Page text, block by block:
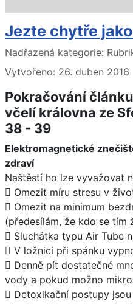
Jezte chytře
Základní údaje
Nadřazená kategorie:
Vytvořeno: 26. duben 2016
Pokračování
včelí královna ze
38 - 39
Elektromagnetické
zdraví
Naštěstí ho lze vyvažovat
 Omezit míru stresu v
 Omezit na minimum
(předesílám, že kdo se tím
 Sluchátka typu Air Tube
 V ložnici při spánku
 Denně pít dostatečné
vody a pokud možno
 Detoxikační postupy